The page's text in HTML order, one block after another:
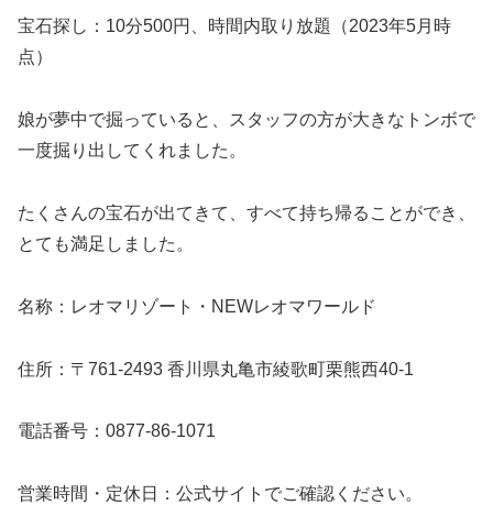
宝石探し：10分500円、時間内取り放題（2023年5月時
点）
娘が夢中で掘っていると、スタッフの方が大きなトンボで
一度掘り出してくれました。
たくさんの宝石が出てきて、すべて持ち帰ることができ、
とても満足しました。
名称：レオマリゾート・NEWレオマワールド
住所：〒761-2493 香川県丸亀市綾歌町栗熊西40-1
電話番号：0877-86-1071
営業時間・定休日：公式サイトでご確認ください。